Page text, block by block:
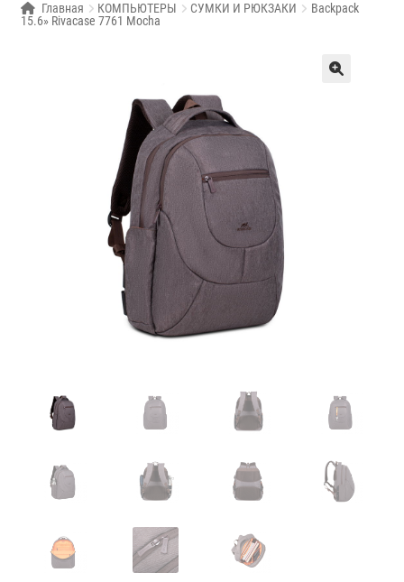
Главная КОМПЬЮТЕРЫ СУМКИ И РЮКЗАКИ
Backpack
15.6» Rivacase 7761 Mocha